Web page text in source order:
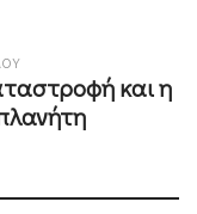
και η